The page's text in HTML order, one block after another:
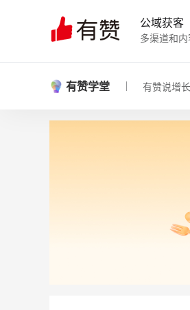
公域获客
多渠道和内
有赞学堂 有赞说增长